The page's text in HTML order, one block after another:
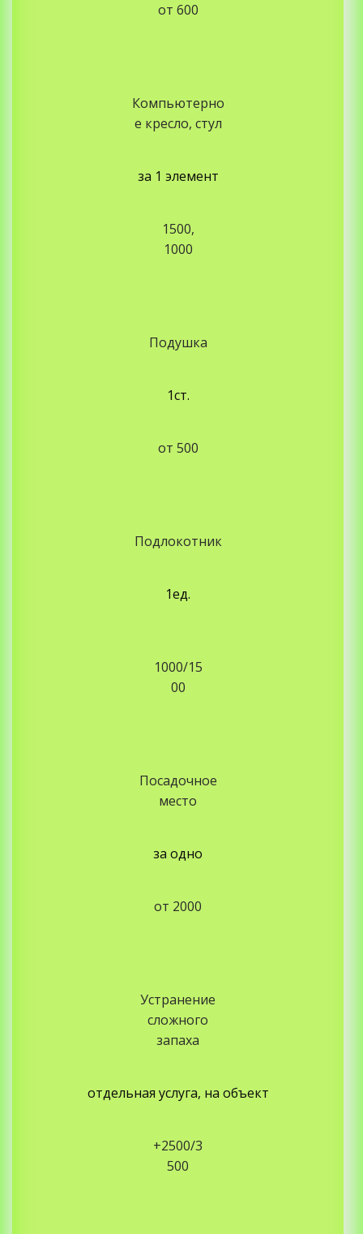
от 600
Компьютерно
е кресло, стул
за 1 элемент
1500,
1000
Подушка
1ст.
от 500
Подлокотник
1ед.
1000/15
00
Посадочное
место
за одно
от 2000
Устранение
сложного
запаха
отдельная услуга, на объект
+2500/3
500